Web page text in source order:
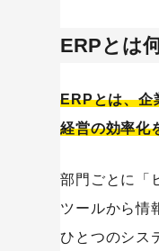
ERPとは
ERPとは、企
経営の効率化
部門ごとに「
ツールから情
ひとつのシス